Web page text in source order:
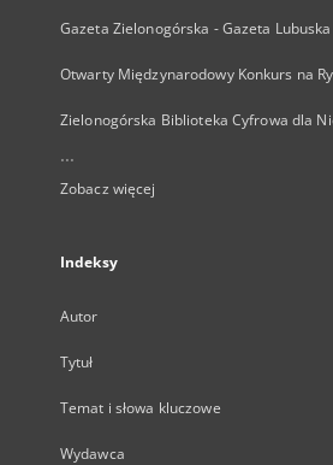
Gazeta Zielonogórska - Gazeta Lubuska
Otwarty Międzynarodowy Konkurs na
Zielonogórska Biblioteka Cyfrowa dla
...
Zobacz więcej
Indeksy
Autor
Tytuł
Temat i słowa kluczowe
Wydawca